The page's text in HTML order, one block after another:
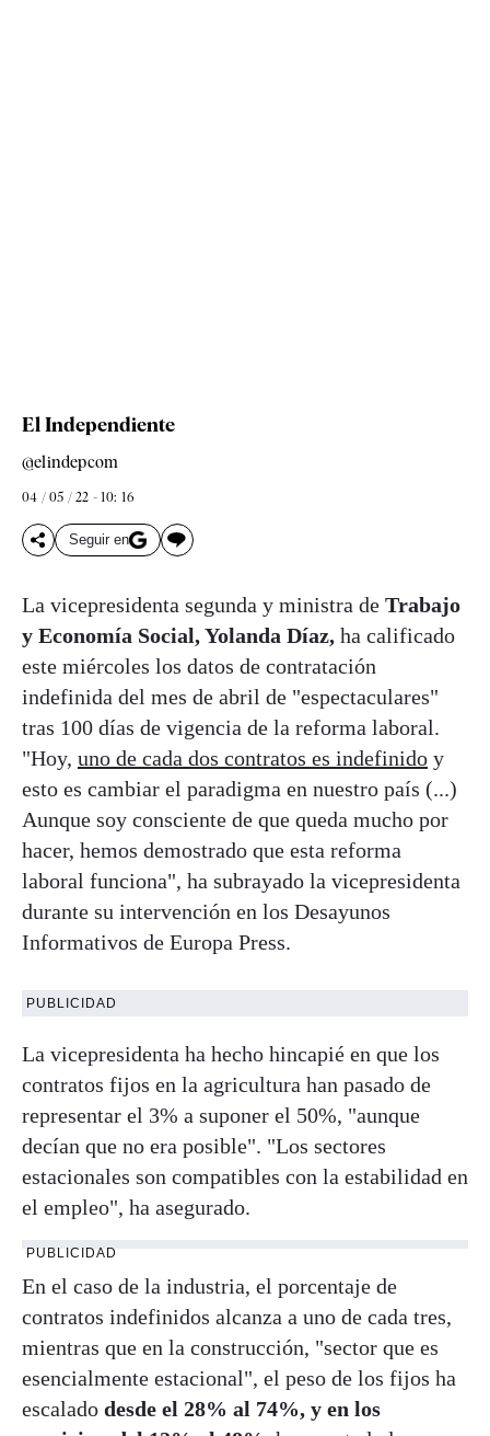
El Independiente
@elindepcom
04 / 05 / 22 - 10: 16
Seguir en
La vicepresidenta segunda y ministra de Trabajo
y Economía Social, Yolanda Díaz, ha calificado
este miércoles los datos de contratación
indefinida del mes de abril de "espectaculares"
tras 100 días de vigencia de la reforma laboral.
"Hoy, uno de cada dos contratos es indefinido y
esto es cambiar el paradigma en nuestro país (...)
Aunque soy consciente de que queda mucho por
hacer, hemos demostrado que esta reforma
laboral funciona", ha subrayado la vicepresidenta
durante su intervención en los Desayunos
Informativos de Europa Press.
PUBLICIDAD
La vicepresidenta ha hecho hincapié en que los
contratos fijos en la agricultura han pasado de
representar el 3% a suponer el 50%, "aunque
decían que no era posible". "Los sectores
estacionales son compatibles con la estabilidad en
el empleo", ha asegurado.
PUBLICIDAD
En el caso de la industria, el porcentaje de
contratos indefinidos alcanza a uno de cada tres,
mientras que en la construcción, "sector que es
esencialmente estacional", el peso de los fijos ha
escalado desde el 28% al 74%, y en los